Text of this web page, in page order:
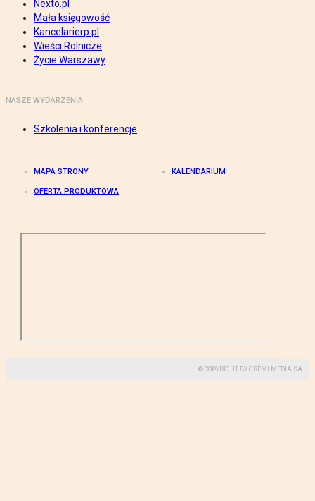
Nexto.pl
Mała księgowość
Kancelarierp.pl
Wieści Rolnicze
Życie Warszawy
NASZE WYDARZENIA
Szkolenia i konferencje
MAPA STRONY KALENDARIUM
OFERTA PRODUKTOWA
© COPYRIGHT BY GREMI MEDIA SA